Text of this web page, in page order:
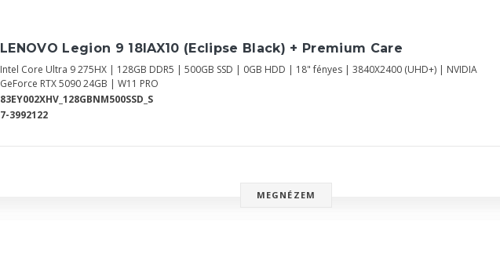
LENOVO Legion 9 18IAX10 (Eclipse Black) + Premium Care
Intel Core Ultra 9 275HX | 128GB DDR5 | 500GB SSD | 0GB HDD | 18" fényes | 3840X2400 (UHD+) | NVIDIA
GeForce RTX 5090 24GB | W11 PRO
83EY002XHV_128GBNM500SSD_S
7-3992122
MEGNÉZEM